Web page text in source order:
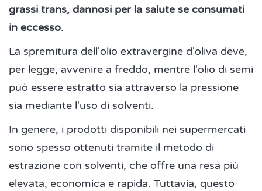
grassi trans, dannosi per la salute se consumati
in eccesso.
La spremitura dell'olio extravergine d'oliva deve,
per legge, avvenire a freddo, mentre l'olio di semi
può essere estratto sia attraverso la pressione
sia mediante l'uso di solventi.
In genere, i prodotti disponibili nei supermercati
sono spesso ottenuti tramite il metodo di
estrazione con solventi, che offre una resa più
elevata, economica e rapida. Tuttavia, questo